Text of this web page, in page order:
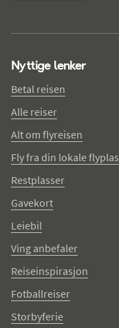
Nyttige lenker
Betal reisen
Alle reiser
Alt om flyreisen
Fly fra din lokale
Restplasser
Gavekort
Leiebil
Ving anbefaler
Reiseinspirasjon
Fotballreiser
Storbyferie